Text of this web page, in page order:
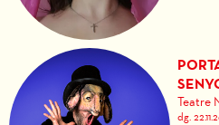
Teatre
dg.